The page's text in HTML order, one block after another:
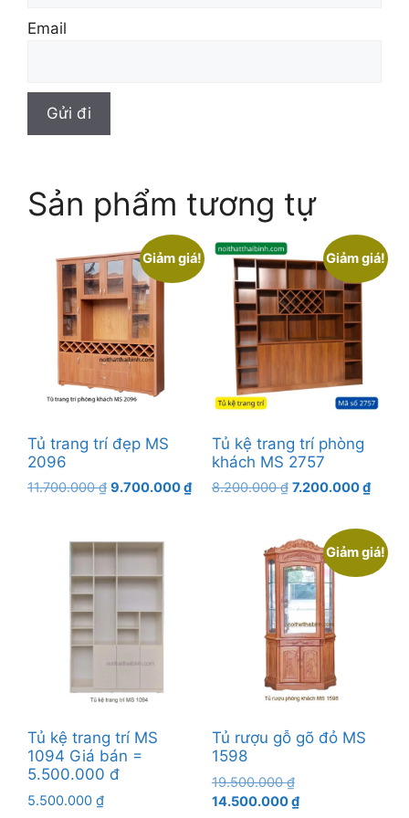
Email
Sản phẩm tương tự
Giảm giá!
Tủ trang trí đẹp MS
2096
11.700.000₫ Giá
11.700.000 ₫.
9.700.000₫Giá
9.700.000 ₫.
Giảm giá!
Tủ kệ trang trí phòng
khách MS 2757
8.200.000₫ Giá
8.200.000 ₫.
7.200.000₫Giá
là:
Tủ kệ trang trí MS
1094 Giá bán =
5.500.000 đ
5.500.000 ₫
Giảm giá!
Tủ rượu gỗ gõ đỏ MS
1598
19.500.000₫Giá
gốc
14.500.000₫Giá